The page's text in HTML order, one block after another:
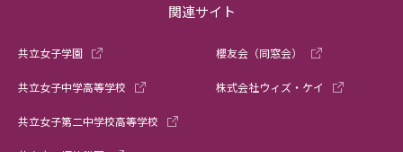
関連サイト
共立女子学園
共立女子中学高等学校
共立女子第二中学校高等学校
櫻友会（同窓会）
株式会社ウィズ・ケイ